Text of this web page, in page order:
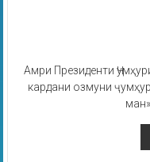
Амри Президенти
кардани озмуни